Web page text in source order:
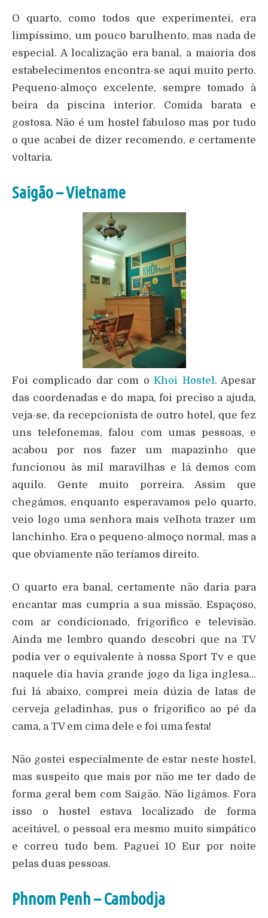
O quarto, como todos que experimentei, era
limpíssimo, um pouco barulhento, mas nada de
especial. A localização era banal, a maioria dos
estabelecimentos encontra-se aqui muito perto.
Pequeno-almoço excelente, sempre tomado à
beira da piscina interior. Comida barata e
gostosa. Não é um hostel fabuloso mas por tudo
o que acabei de dizer recomendo, e certamente
voltaria.
Saigão – Vietname
Foi complicado dar com oKhoi Hostel. Apesar
das coordenadas e do mapa, foi preciso a ajuda,
veja-se, da recepcionista de outro hotel, que fez
uns telefonemas, falou com umas pessoas, e
acabou por nos fazer um mapazinho que
funcionou às mil maravilhas e lá demos com
aquilo. Gente muito porreira. Assim que
chegámos, enquanto esperavamos pelo quarto,
veio logo uma senhora mais velhota trazer um
lanchinho. Era o pequeno-almoço normal, mas a
que obviamente não teríamos direito.
O quarto era banal, certamente não daria para
encantar mas cumpria a sua missão. Espaçoso,
com ar condicionado, frigorifico e televisão.
Ainda me lembro quando descobri que na TV
podia ver o equivalente à nossa Sport Tv e que
naquele dia havia grande jogo da liga inglesa…
fui lá abaixo, comprei meia dúzia de latas de
cerveja geladinhas, pus o frigorifico ao pé da
cama, a TV em cima dele e foi uma festa!
Não gostei especialmente de estar neste hostel,
mas suspeito que mais por não me ter dado de
forma geral bem com Saigão. Não ligámos. Fora
isso o hostel estava localizado de forma
aceitável, o pessoal era mesmo muito simpático
e correu tudo bem. Paguei 10 Eur por noite
pelas duas pessoas.
Phnom Penh – Cambodja